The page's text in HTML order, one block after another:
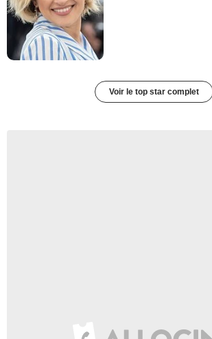
Voir le top star complet